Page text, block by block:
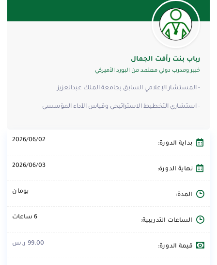
رباب بنت رأفت الجمال
خبير ومدرب دولي معتمد من البورد الأميركي
- المستشار الإعلامي السابق بجامعة الملك عبدالعزيز
- استشاري التخطيط الاستراتيجي وقياس الآداء المؤسسي
بداية الدورة: 2026/06/02
نهاية الدورة: 2026/06/03
المدة: يومان
الساعات التدريبية: 6 ساعات
قيمة الدورة: 99.00 ر.س